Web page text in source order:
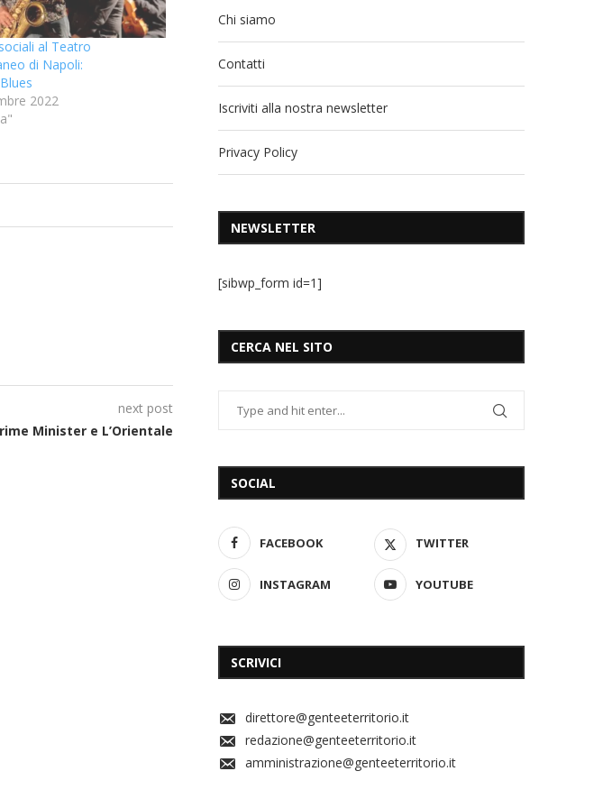
al Teatro
di Napoli:
2022
next post
Minister e L’Orientale
Chi siamo
Contatti
Iscriviti alla nostra newsletter
Privacy Policy
NEWSLETTER
[sibwp_form id=1]
CERCA NEL SITO
SOCIAL
FACEBOOK TWITTER
INSTAGRAM YOUTUBE
SCRIVICI
direttore@genteeterritorio.it
redazione@genteeterritorio.it
amministrazione@genteeterritorio.it